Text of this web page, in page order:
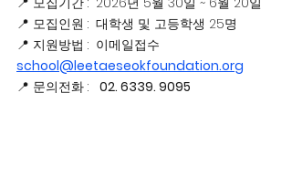
📍 모집인원 :  대학생 및 고등학생 25명
📍 지원방법 :  이메일접수
school@leetaeseokfoundation.org
📍 문의전화 : 02. 6339. 9095